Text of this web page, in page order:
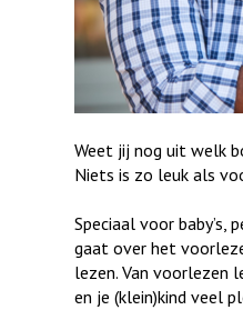
Weet jij nog uit welk
Niets is zo leuk als
Speciaal voor
gaat over het
lezen. Van voorlezen
en je (klein)kind veel